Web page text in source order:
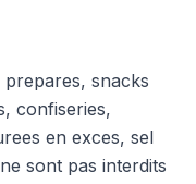
snacks
confiseries,
en exces, sel
sont pas interdits